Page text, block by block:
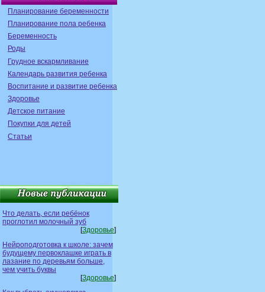
Планирование беременности
Планирование пола ребенка
Беременность
Роды
Грудное вскармливание
Календарь развития ребенка
Воспитание и развитие ребенка
Здоровье
Детское питание
Покупки для детей
Статьи
Что делать, если ребёнок
проглотил молочный зуб
[Здоровье]
Нейроподготовка к школе: зачем
будущему первоклашке играть в
лазание по деревьям больше,
чем учить буквы
[Здоровье]